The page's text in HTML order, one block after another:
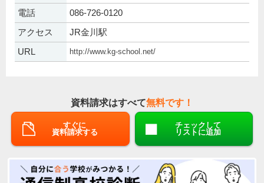
電話
086-726-0120
アクセス
JR金川駅
URL
http://www.kg-school.net/
資料請求はすべて無料です！
すぐに
資料請求する
チェックして
リストに追加